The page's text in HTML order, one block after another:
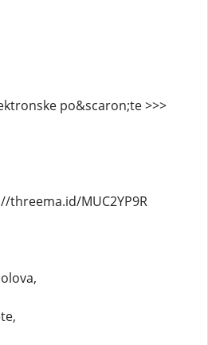
po&scaron;te >>>
threema.id/MUC2YP9R